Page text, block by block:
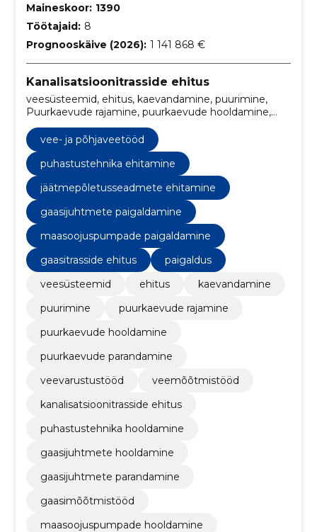
Maineskoor: 1390
Töötajaid: 8
Prognooskäive (2026): 1 141 868 €
Kanalisatsioonitrasside ehitus
veesüsteemid, ehitus, kaevandamine, puurimine,
Puurkaevude rajamine, puurkaevude hooldamine,
veevarustustööd, veemõõtmistööd
vee- ja põhjaveetööd
puhastustehnika ehitamine
jäätmepõletusseadmete ehitamine
gaasijuhtmete paigaldamine
maasoojuspumpade paigaldamine
gaasitrasside ehitus
paigaldus
veesüsteemid
ehitus
kaevandamine
puurimine
puurkaevude rajamine
puurkaevude hooldamine
puurkaevude parandamine
veevarustustööd
veemõõtmistööd
kanalisatsioonitrasside ehitus
puhastustehnika hooldamine
gaasijuhtmete hooldamine
gaasijuhtmete parandamine
gaasimõõtmistööd
maasoojuspumpade hooldamine